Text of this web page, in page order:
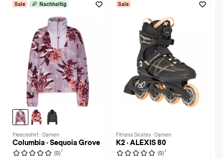
Sale Nachhaltig
Fleeceshirt · Damen
Columbia · Sequoia Grove
(0) 1
Sale
Fitness Skates · Damen
K2 · ALEXIS 80
(0) 1